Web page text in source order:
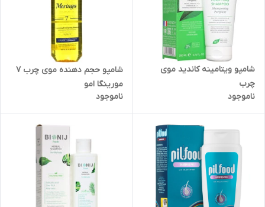
شامپو ویتامینه کاندید موی
چرب
ناموجود
شامپو حجم دهنده موی چرب 7
مورینگا امو
ناموجود